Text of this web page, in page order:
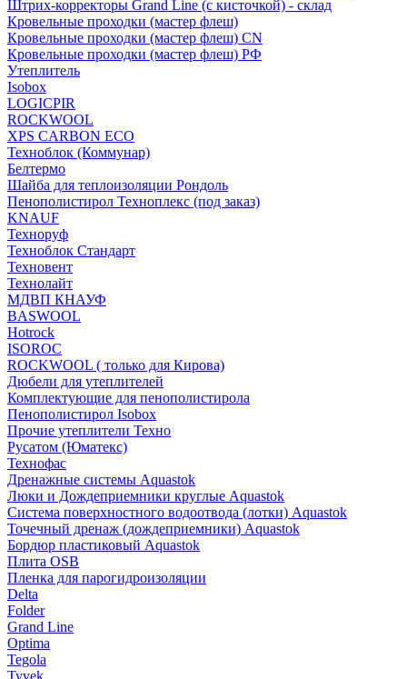
Штрих-корректоры Grand Line (с кисточкой) - склад
Кровельные проходки (мастер флеш)
Кровельные проходки (мастер флеш) CN
Кровельные проходки (мастер флеш) РФ
Утеплитель
Isobox
LOGICPIR
ROCKWOOL
XPS CARBON ECO
Техноблок (Коммунар)
Белтермо
Шайба для теплоизоляции Рондоль
Пенополистирол Техноплекс (под заказ)
KNАUF
Технoруф
Техноблок Стандарт
Техновент
Технолайт
МДВП КНАУФ
BASWOOL
Hotrock
ISOROC
ROCKWOOL ( только для Кирова)
Дюбели для утеплителей
Комплектующие для пенополистирола
Пенополистирол Isobox
Прочие утеплители Техно
Русатом (Юматекс)
Технофас
Дренажные системы Aquastok
Люки и Дождеприемники круглые Aquastok
Система поверхностного водоотвода (лотки) Aquastok
Точечный дренаж (дождеприемники) Aquastok
Бордюр пластиковый Aquastok
Плита OSB
Пленка для парогидроизоляции
Delta
Folder
Grand Line
Optima
Tegola
Tyvek